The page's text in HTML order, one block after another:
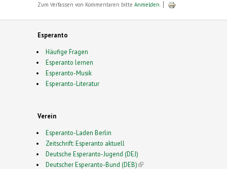
Zum Verfassen von Kommentaren bitte Anmelden
Esperanto
Häufige Fragen
Esperanto lernen
Esperanto-Musik
Esperanto-Literatur
Verein
Esperanto-Laden Berlin
Zeitschrift: Esperanto aktuell
Deutsche Esperanto-Jugend (DEJ)
Deutscher Esperanto-Bund (DEB)(link is external)